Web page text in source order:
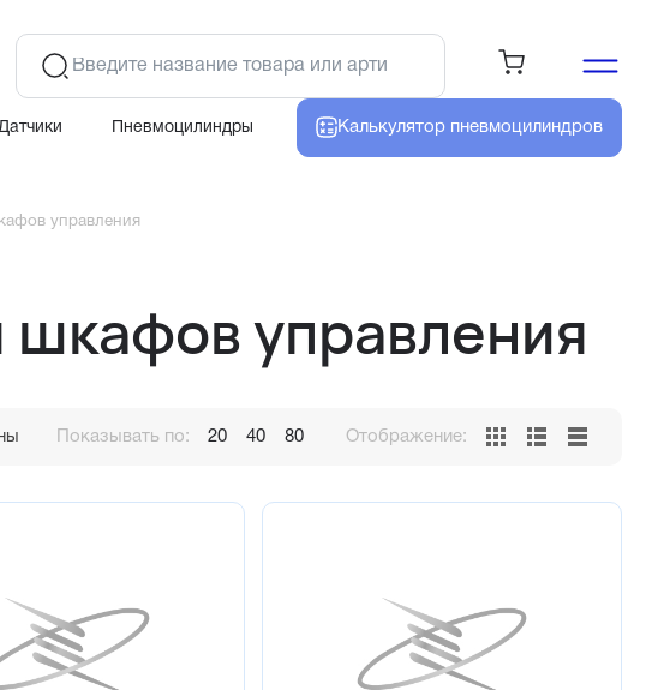
Пневмоцилиндры Калькулятор пневмоцилиндров
управления
управления
Показывать по: 20 40 80 Отображение: